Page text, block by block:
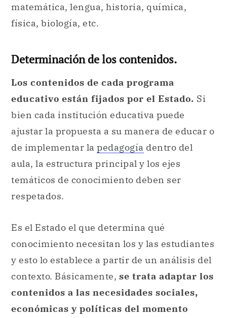
matemática, lengua, historia, química,
física, biología, etc.
Determinación de los contenidos.
Los contenidos de cada programa
educativo están fijados por el Estado. Si
bien cada institución educativa puede
ajustar la propuesta a su manera de educar o
de implementar la pedagogía dentro del
aula, la estructura principal y los ejes
temáticos de conocimiento deben ser
respetados.
Es el Estado el que determina qué
conocimiento necesitan los y las estudiantes
y esto lo establece a partir de un análisis del
contexto. Básicamente, se trata adaptar los
contenidos a las necesidades sociales,
económicas y políticas del momento